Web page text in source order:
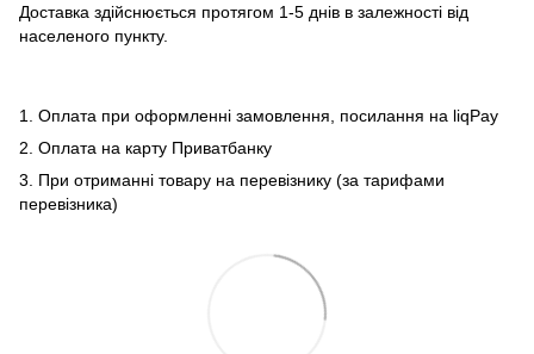
Доставка здійснюється протягом 1-5 днів в залежності від
населеного пункту.
1. Оплата при оформленні замовлення, посилання на liqPay
2. Оплата на карту Приватбанку
3. При отриманні товару на перевізнику (за тарифами
перевізника)